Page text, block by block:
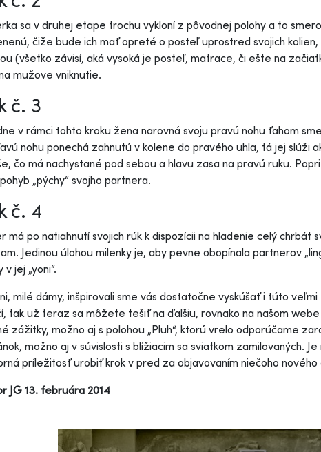
sa v druhej etape trochu vykloní z pôvodnej polohy a to
čiže bude ich mať opreté o posteľ uprostred svojich
(všetko závisí, aká vysoká je posteľ, matrace, či ešte na
mužove vniknutie.
č. 3
v rámci tohto kroku žena narovná svoju pravú nohu ťahom
nohu ponechá zahnutú v kolene do pravého uhla, tá jej slúži
čo má nachystané pod sebou a hlavu zasa na pravú ruku.
„pýchy“ svojho partnera.
č. 4
má po natiahnutí svojich rúk k dispozícii na hladenie celý
Jedinou úlohou milenky je, aby pevne obopínala partnerov
jej „yoni“.
milé dámy, inšpirovali sme vás dostatočne vyskúšať i túto
tak už teraz sa môžete tešiť na ďalšiu, rovnako na našom webe
zážitky, možno aj s polohou „Pluh“, ktorú vrelo odporúčame
možno aj v súvislosti s blížiacim sa sviatkom zamilovaných.
príležitosť urobiť krok v pred za objavovaním niečoho nového
JG 13. februára 2014